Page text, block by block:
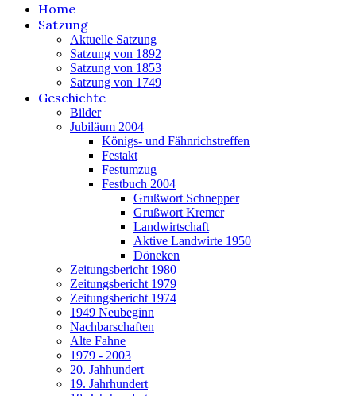
Home
Satzung
Aktuelle Satzung
Satzung von 1892
Satzung von 1853
Satzung von 1749
Geschichte
Bilder
Jubiläum 2004
Königs- und Fähnrichstreffen
Festakt
Festumzug
Festbuch 2004
Grußwort Schnepper
Grußwort Kremer
Landwirtschaft
Aktive Landwirte 1950
Döneken
Zeitungsbericht 1980
Zeitungsbericht 1979
Zeitungsbericht 1974
1949 Neubeginn
Nachbarschaften
Alte Fahne
1979 - 2003
20. Jahhundert
19. Jahrhundert